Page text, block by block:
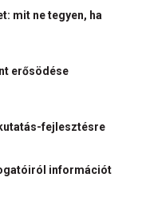
mit ne tegyen, ha
erősödése
fejlesztésre
információt